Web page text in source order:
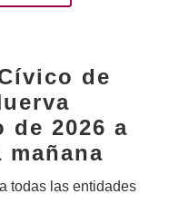
de
de 2026 a
mañana
todas las entidades